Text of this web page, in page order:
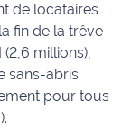
de locataires
fin de la trêve
millions),
sans-abris
pour tous